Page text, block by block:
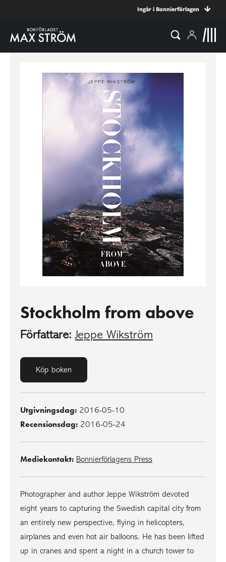
Ingår i Bonnierförlagen
Stockholm from above
Författare: Jeppe Wikström
Köp boken
Utgivningsdag: 2016-05-10
Recensionsdag: 2016-05-24
Mediekontakt: Bonnierförlagens Press
Photographer and author Jeppe Wikström devoted
eight years to capturing the Swedish capital city from
an entirely new perspective, flying in helicopters,
airplanes and even hot air balloons. He has been lifted
up in cranes and spent a night in a church tower to